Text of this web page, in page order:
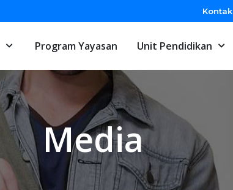
Kontak
Program Yayasan Unit Pendidikan
Media